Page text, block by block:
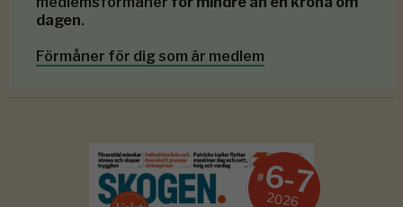
dagen.
Förmåner för dig som är medlem
#6-7
2026